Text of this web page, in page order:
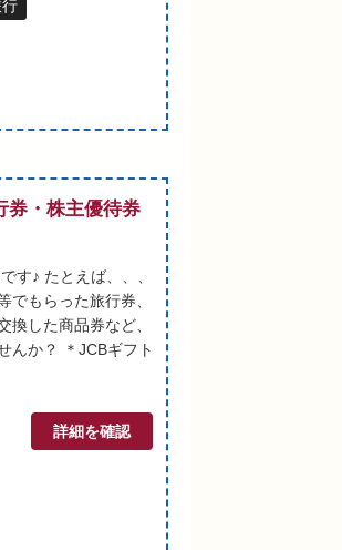
券・株主優待券
す♪ たとえば、、、
でもらった旅行券、
換した商品券など、
んか？ ＊JCBギフト
詳細を確認